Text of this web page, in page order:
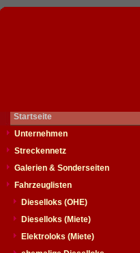
Startseite
Unternehmen
Streckennetz
Galerien & Sonderseiten
Fahrzeuglisten
Dieselloks (OHE)
Dieselloks (Miete)
Elektroloks (Miete)